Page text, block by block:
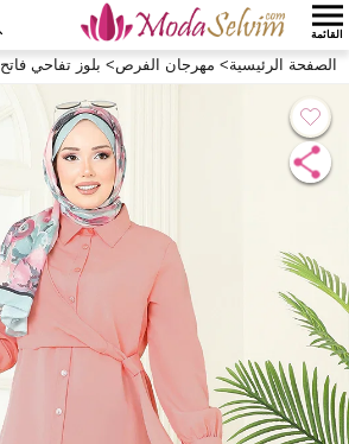
القائمة
الصفحة الرئيسية> مهرجان الفرص> بلوز تفاحي فاتح 126ASN888